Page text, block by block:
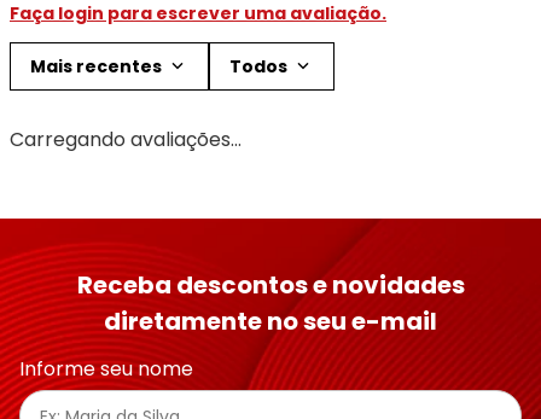
Faça login para escrever uma avaliação.
Mais recentes Todos
Carregando avaliações…
Receba descontos e novidades
diretamente no seu e-mail
Informe seu nome